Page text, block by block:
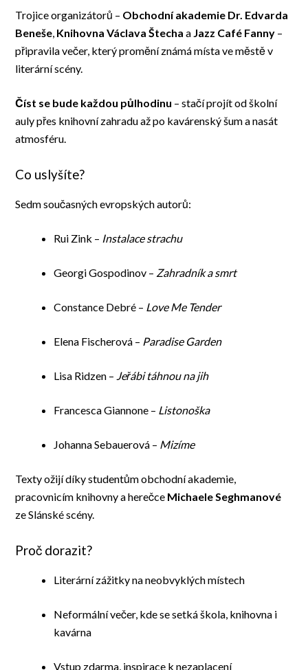
Trojice organizátorů – Obchodní akademie Dr. Edvarda
Beneše, Knihovna Václava Štecha a Jazz Café Fanny –
připravila večer, který promění známá místa ve městě v
literární scény.
Číst se bude každou půlhodinu – stačí projít od školní
auly přes knihovní zahradu až po kavárenský šum a nasát
atmosféru.
Co uslyšíte?
Sedm současných evropských autorů:
Rui Zink – Instalace strachu
Georgi Gospodinov – Zahradník a smrt
Constance Debré – Love Me Tender
Elena Fischerová – Paradise Garden
Lisa Ridzen – Jeřábi táhnou na jih
Francesca Giannone – Listonoška
Johanna Sebauerová – Mizíme
Texty ožijí díky studentům obchodní akademie,
pracovnicím knihovny a herečce Michaele Seghmanové
ze Slánské scény.
Proč dorazit?
Literární zážitky na neobvyklých místech
Neformální večer, kde se setká škola, knihovna i
kavárna
Vstup zdarma, inspirace k nezaplacení